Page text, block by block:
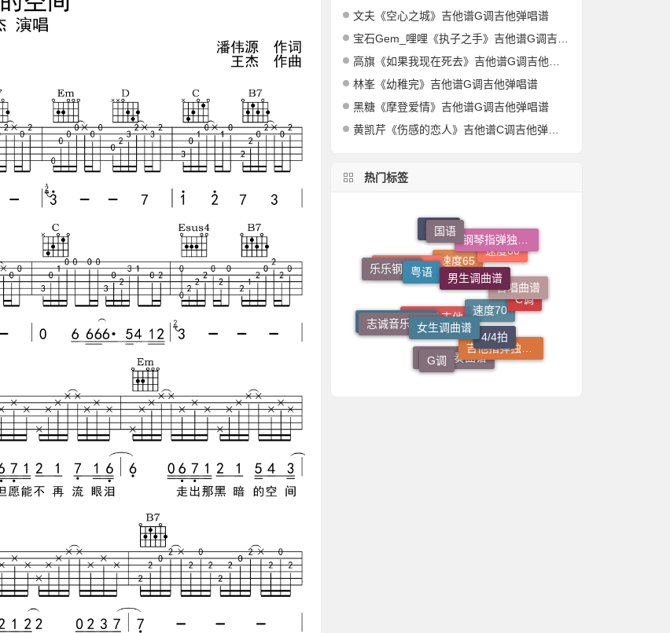
文夫《空心之城》吉他谱G调吉他弹唱谱
宝石Gem_哩哩《执子之手》吉他谱G调吉他弹唱谱
高旗《如果我现在死去》吉他谱G调吉他弹唱谱
林峯《幼稚完》吉他谱G调吉他弹唱谱
黑糖《摩登爱情》吉他谱G调吉他弹唱谱
黄凯芹《伤感的恋人》吉他谱C调吉他弹唱谱
热门标签
G调
吉他独奏曲谱
4/4拍
女生调曲谱
志诚音乐吉他
一根稻草吉他
小叶歌吉他
速度70
C调
合唱曲谱
男生调曲谱
粤语
乐乐钢琴
速度65
速度80
国语
2/4拍